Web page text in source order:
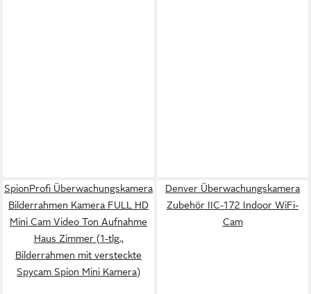
SpionProfi Überwachungskamera
Bilderrahmen Kamera FULL HD
Mini Cam Video Ton Aufnahme
Haus Zimmer (1-tlg.,
Bilderrahmen mit versteckte
Spycam Spion Mini Kamera)
Denver Überwachungskamera
Zubehör IIC-172 Indoor WiFi-
Cam